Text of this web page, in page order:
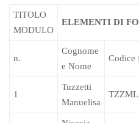
TITOLO
MODULO
ELEMENTI DI
n.
Cognome
e Nome
Codice
1
Tuzzetti
Manuelisa